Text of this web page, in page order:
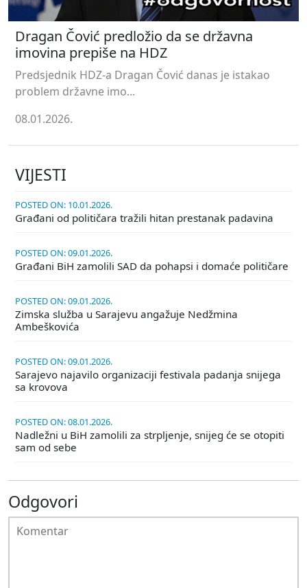
Dragan Čović predložio da se državna
imovina prepiše na HDZ
Predsjednik HDZ-a Dragan Čović danas je istakao
problem državne imo...
08.01.2026.
VIJESTI
POSTED ON: 10.01.2026.
Građani od političara tražili hitan prestanak padavina
POSTED ON: 09.01.2026.
Građani BiH zamolili SAD da pohapsi i domaće političare
POSTED ON: 09.01.2026.
Zimska služba u Sarajevu angažuje Nedžmina
Ambeškovića
POSTED ON: 09.01.2026.
Sarajevo najavilo organizaciji festivala padanja snijega
sa krovova
POSTED ON: 08.01.2026.
Nadležni u BiH zamolili za strpljenje, snijeg će se otopiti
sam od sebe
Odgovori